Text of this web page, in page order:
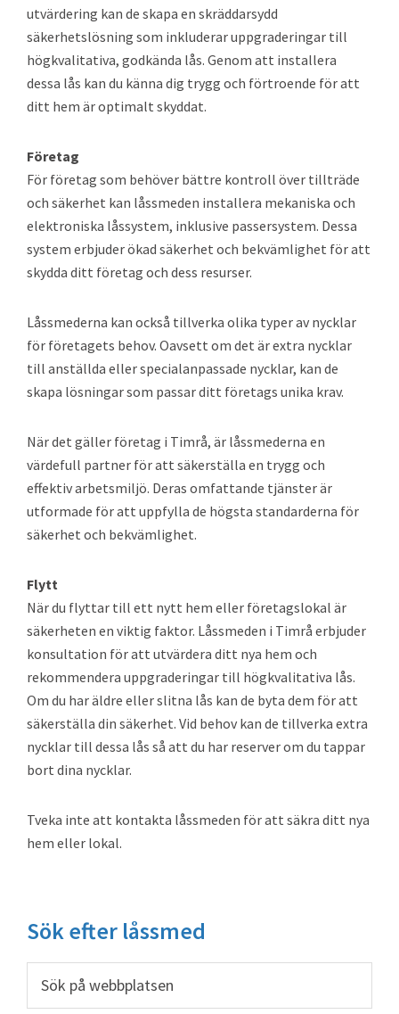
utvärdering kan de skapa en skräddarsydd
säkerhetslösning som inkluderar uppgraderingar till
högkvalitativa, godkända lås. Genom att installera
dessa lås kan du känna dig trygg och förtroende för att
ditt hem är optimalt skyddat.
Företag
För företag som behöver bättre kontroll över tillträde
och säkerhet kan låssmeden installera mekaniska och
elektroniska låssystem, inklusive passersystem. Dessa
system erbjuder ökad säkerhet och bekvämlighet för att
skydda ditt företag och dess resurser.
Låssmederna kan också tillverka olika typer av nycklar
för företagets behov. Oavsett om det är extra nycklar
till anställda eller specialanpassade nycklar, kan de
skapa lösningar som passar ditt företags unika krav.
När det gäller företag i Timrå, är låssmederna en
värdefull partner för att säkerställa en trygg och
effektiv arbetsmiljö. Deras omfattande tjänster är
utformade för att uppfylla de högsta standarderna för
säkerhet och bekvämlighet.
Flytt
När du flyttar till ett nytt hem eller företagslokal är
säkerheten en viktig faktor. Låssmeden i Timrå erbjuder
konsultation för att utvärdera ditt nya hem och
rekommendera uppgraderingar till högkvalitativa lås.
Om du har äldre eller slitna lås kan de byta dem för att
säkerställa din säkerhet. Vid behov kan de tillverka extra
nycklar till dessa lås så att du har reserver om du tappar
bort dina nycklar.
Tveka inte att kontakta låssmeden för att säkra ditt nya
hem eller lokal.
Primärt
sidofält
Sök efter låssmed